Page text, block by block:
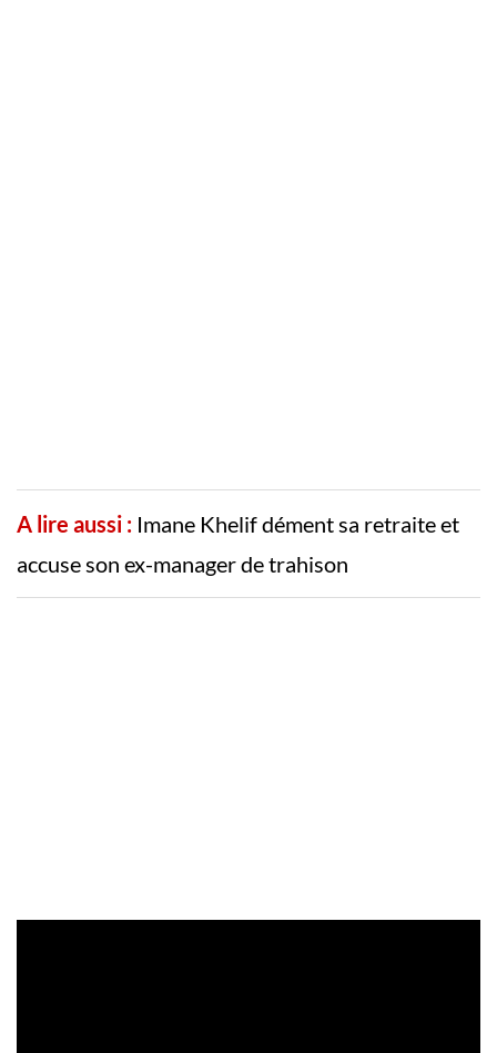
A lire aussi : Imane Khelif dément sa retraite et
accuse son ex-manager de trahison